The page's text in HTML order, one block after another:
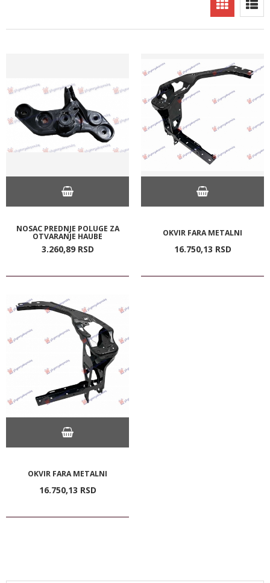
NOSAC PREDNJE POLUGE ZA
OTVARANJE HAUBE
3.260,89 RSD
OKVIR FARA METALNI
16.750,13 RSD
OKVIR FARA METALNI
16.750,13 RSD